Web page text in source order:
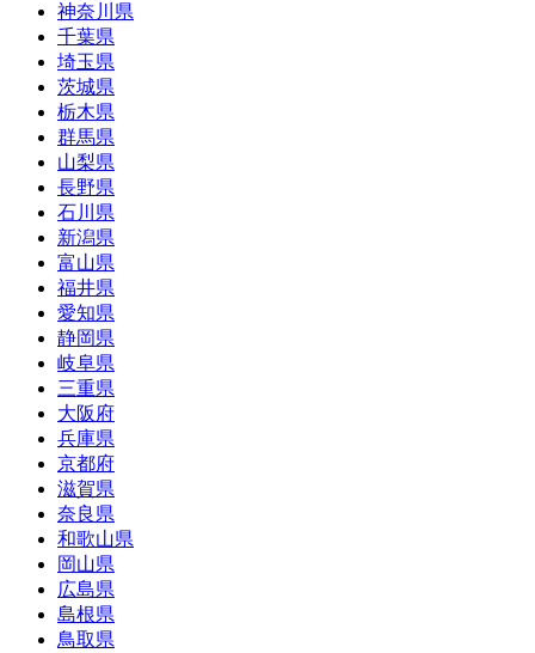
神奈川県
千葉県
埼玉県
茨城県
栃木県
群馬県
山梨県
長野県
石川県
新潟県
富山県
福井県
愛知県
静岡県
岐阜県
三重県
大阪府
兵庫県
京都府
滋賀県
奈良県
和歌山県
岡山県
広島県
島根県
鳥取県